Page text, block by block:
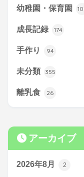
幼稚園・保育園
成長記録 174
手作り 94
未分類 355
離乳食 26
アーカイブ
2026年8月 2